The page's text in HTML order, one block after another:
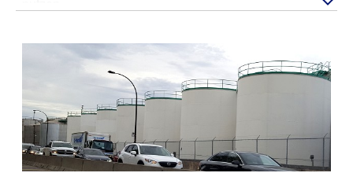
E-Fuels, vorzugs­weise auf Basis von "grünem Wasser­
stoff", sind zu 100% neutral".
Damit ist die E-Fuels Tech­no­logie den E-Fahr­zeugen
hinsicht­lich CO2- und Klima­aus­wir­kung sowie der
Umwelt­be­las­tung weit überlegen, denn von der Lithi­
um­ge­win­nung und der Batte­rie­her­stel­lung im gigan­ti­
schem Umfang für die E-Fahrzeuge kann das in der
Gesamt­bi­lanz nicht behauptet werden.